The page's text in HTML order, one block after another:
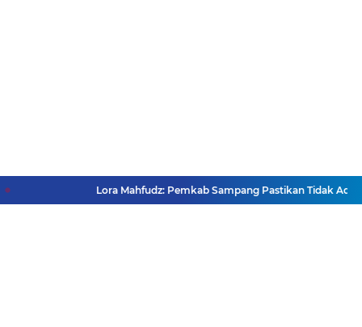
Lora Mahfudz: Pemkab Sampang Pastikan Tidak Ada